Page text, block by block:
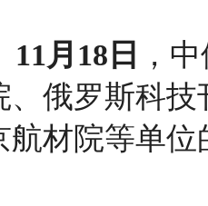
11月18日
，
、俄罗斯科
航材院等单